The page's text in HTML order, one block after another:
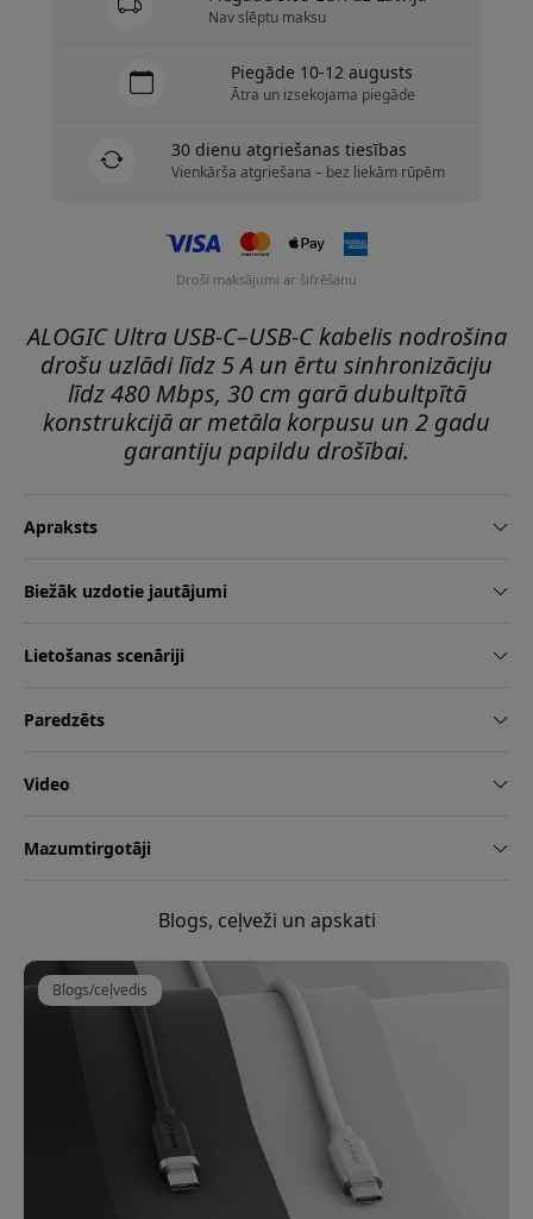
Nav slēptu maksu
Piegāde 10-12 augusts
Ātra un izsekojama piegāde
30 dienu atgriešanas tiesības
Vienkārša atgriešana – bez liekām rūpēm
Droši maksājumi ar šifrēšanu
ALOGIC Ultra USB-C–USB-C kabelis nodrošina
drošu uzlādi līdz 5 A un ērtu sinhronizāciju
līdz 480 Mbps, 30 cm garā dubultpītā
konstrukcijā ar metāla korpusu un 2 gadu
garantiju papildu drošībai.
Apraksts
Biežāk uzdotie jautājumi
Lietošanas scenāriji
Paredzēts
Video
Mazumtirgotāji
Blogs, ceļveži un apskati
Blogs/ceļvedis